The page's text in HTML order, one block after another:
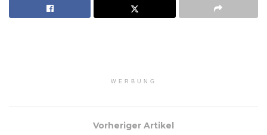
WERBUNG
Vorheriger Artikel